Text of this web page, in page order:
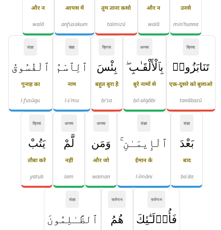
उनसे
min'hunna
और न
walā
तुम ताना कसो
talmizū
आपस में
anfusakum
और न
walā
क्रिया
تَنَابَزُوا۟
एक-दूसरे को बुलाओ
tanābazū
अव्यय
بِٱلْأَلْقَـٰبِ ۖ
बुरे नामों से
bil-alqābi
क्रिया
بِئْسَ
बहुत बुरा है
bi'sa
संज्ञा
ٱلِٱسْمُ
नाम
l-s'mu
संज्ञा
ٱلْفُسُوقُ
गुनाह का
l-fusūqu
संज्ञा
بَعْدَ
बाद
baʿda
संज्ञा
ٱلْإِيمَـٰنِ ۚ
ईमान के
l-īmāni
अव्यय
وَمَن
और जो
waman
अव्यय
لَّمْ
नहीं
lam
क्रिया
يَتُبْ
तौबा करे
yatub
सर्वनाम
فَأُو۟لَـٰٓئِكَ
सर्वनाम
هُمُ
संज्ञा
ٱلظَّـٰلِمُونَ